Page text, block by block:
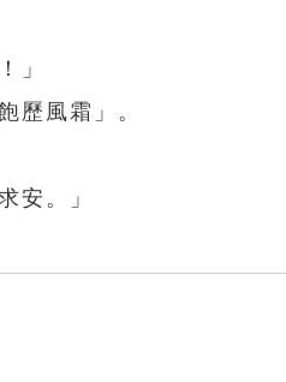
」
歷風霜」。
安。」